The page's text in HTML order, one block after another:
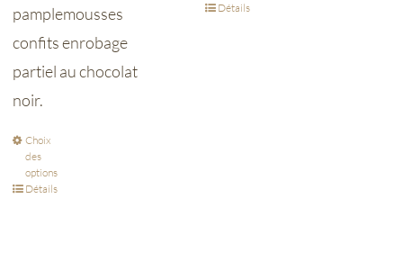
pamplemousses
confits enrobage
partiel au chocolat
noir.
Choix
des
options
Détails
Détails